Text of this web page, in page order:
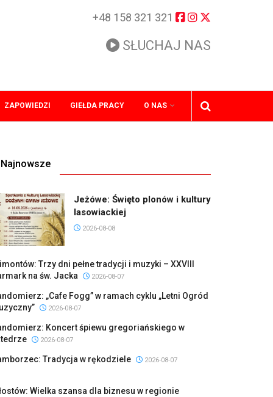
+48 158 321 321
SŁUCHAJ NAS
ZAPOWIEDZI GIEŁDA PRACY O NAS
Najnowsze
Jeżówe: Święto plonów i kultury
lasowiackiej
2026-08-08
Trzy dni pełne tradycji i muzyki – XXVIII
na św. Jacka
2026-08-07
„Cafe Fogg” w ramach cyklu „Letni Ogród
2026-08-07
Koncert śpiewu gregoriańskiego w
2026-08-07
Tradycja w rękodziele 2026-08-07
Wielka szansa dla biznesu w regionie